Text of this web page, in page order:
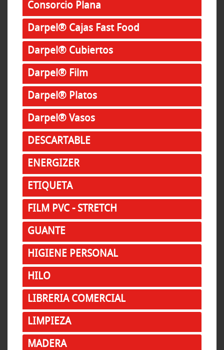
Consorcio Plana
Darpel® Cajas Fast Food
Darpel® Cubiertos
Darpel® Film
Darpel® Platos
Darpel® Vasos
DESCARTABLE
ENERGIZER
ETIQUETA
FILM PVC - STRETCH
GUANTE
HIGIENE PERSONAL
HILO
LIBRERIA COMERCIAL
LIMPIEZA
MADERA